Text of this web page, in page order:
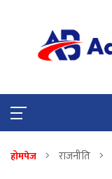
होमपेज राजनीति